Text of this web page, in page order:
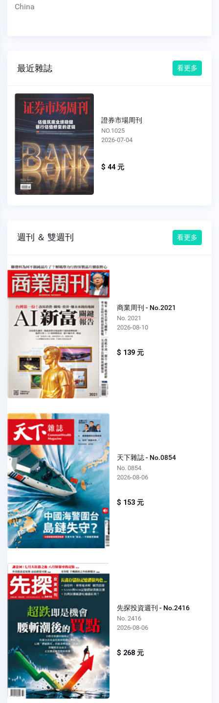
China
最近雜誌 看更多
證券市場周刊
NO.1025
2026-07-04
$ 44 元
週刊 ＆ 雙週刊 看更多
商業周刊 - No.2021
No. 2021
2026-08-10
$ 139 元
天下雜誌 - No.0854
No. 0854
2026-08-06
$ 153 元
先探投資週刊 - No.2416
No. 2416
2026-08-06
$ 268 元